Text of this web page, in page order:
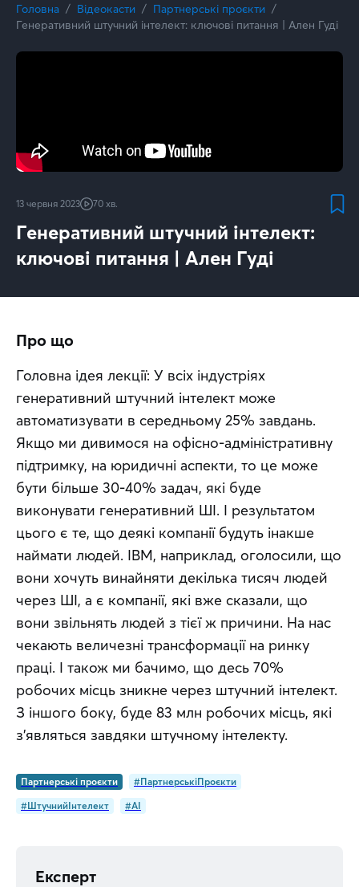
Головна Відеокасти
Партнерські проєкти
Генеративний штучний інтелект: ключові питання | Ален Гуді
13 червня 2023 70 хв.
Генеративний штучний інтелект:
ключові питання | Ален Гуді
Про що
Головна ідея лекції: У всіх індустріях
генеративний штучний інтелект може
автоматизувати в середньому 25% завдань.
Якщо ми дивимося на офісно-адміністративну
підтримку, на юридичні аспекти, то це може
бути більше 30-40% задач, які буде
виконувати генеративний ШІ. І результатом
цього є те, що деякі компанії будуть інакше
наймати людей. IBM, наприклад, оголосили, що
вони хочуть винайняти декілька тисяч людей
через ШІ, а є компанії, які вже сказали, що
вони звільнять людей з тієї ж причини. На нас
чекають величезні трансформації на ринку
праці. І також ми бачимо, що десь 70%
робочих місць зникне через штучний інтелект.
З іншого боку, буде 83 млн робочих місць, які
з’являться завдяки штучному інтелекту.
Партнерські проєкти
#ПартнерськіПроєкти
#ШтучнийІнтелект
#AI
Експерт